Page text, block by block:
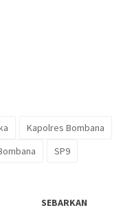
Kapolres Bombana
SP9
SEBARKAN